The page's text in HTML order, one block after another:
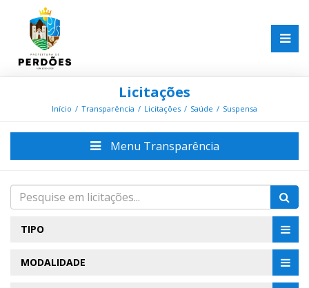
Licitações
Início Transparência Licitações Saúde Suspensa
Menu Transparência
TIPO
MODALIDADE